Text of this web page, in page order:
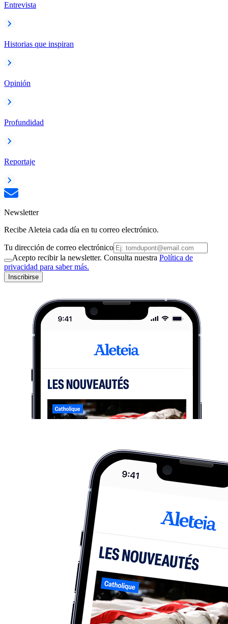
Entrevista
Historias que inspiran
Opinión
Profundidad
Reportaje
Newsletter
Recibe Aleteia cada día en tu correo electrónico.
Tu dirección de correo electrónico
Acepto recibir la newsletter. Consulta nuestra Política de
privacidad para saber más.
Inscribirse